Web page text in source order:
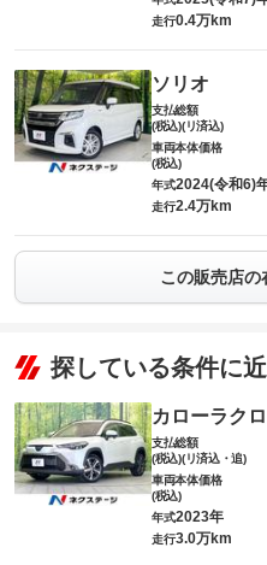
走行0.4万km
ソリオ
支払総額
(税込)(リ済込)
車両本体価格
(税込)
年式2024(令和6)
走行2.4万km
この販売店の
探している条件に
カローラク
支払総額
(税込)(リ済込・追)
車両本体価格
(税込)
年式2023年
走行3.0万km